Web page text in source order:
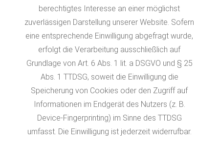
berechtigtes Interesse an einer möglichst
zuverlässigen Darstellung unserer Website. Sofern
eine entsprechende Einwilligung abgefragt wurde,
erfolgt die Verarbeitung ausschließlich auf
Grundlage von Art. 6 Abs. 1 lit. a DSGVO und § 25
Abs. 1 TTDSG, soweit die Einwilligung die
Speicherung von Cookies oder den Zugriff auf
Informationen im Endgerät des Nutzers (z. B.
Device-Fingerprinting) im Sinne des TTDSG
umfasst. Die Einwilligung ist jederzeit widerrufbar.